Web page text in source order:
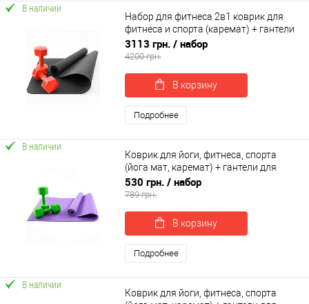
В наличии
Набор для фитнеса 2в1 коврик для
фитнеса и спорта (каремат) + гантели
2шт по 7 кг OSPORT Set 22 (n-0053)
3113 грн. / набор
4200 грн.
В корзину
Подробнее
В наличии
Коврик для йоги, фитнеса, спорта
(йога мат, каремат) + гантели для
фитнеса 2шт по 3кг OSPORT Set 83 (n-
0113)
530 грн. / набор
789 грн.
В корзину
Подробнее
В наличии
Коврик для йоги, фитнеса, спорта